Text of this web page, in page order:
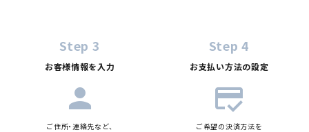
Step 3
お客様情報を入力
person
ご住所・連絡先など、
Step 4
お支払い方法の設定
credit_score
ご希望の決済方法を